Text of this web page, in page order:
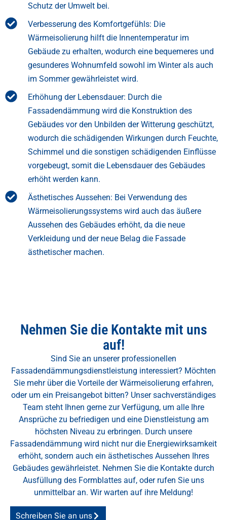
Schutz der Umwelt bei.
Verbesserung des Komfortgefühls: Die
Wärmeisolierung hilft die Innentemperatur im
Gebäude zu erhalten, wodurch eine bequemeres und
gesunderes Wohnumfeld sowohl im Winter als auch
im Sommer gewährleistet wird.
Erhöhung der Lebensdauer: Durch die
Fassadendämmung wird die Konstruktion des
Gebäudes vor den Unbilden der Witterung geschützt,
wodurch die schädigenden Wirkungen durch Feuchte,
Schimmel und die sonstigen schädigenden Einflüsse
vorgebeugt, somit die Lebensdauer des Gebäudes
erhöht werden kann.
Ästhetisches Aussehen: Bei Verwendung des
Wärmeisolierungssystems wird auch das äußere
Aussehen des Gebäudes erhöht, da die neue
Verkleidung und der neue Belag die Fassade
ästhetischer machen.
Nehmen Sie die Kontakte mit uns
auf!
Sind Sie an unserer professionellen
Fassadendämmungsdienstleistung interessiert? Möchten
Sie mehr über die Vorteile der Wärmeisolierung erfahren,
oder um ein Preisangebot bitten? Unser sachverständiges
Team steht Ihnen gerne zur Verfügung, um alle Ihre
Ansprüche zu befriedigen und eine Dienstleistung am
höchsten Niveau zu erbringen. Durch unsere
Fassadendämmung wird nicht nur die Energiewirksamkeit
erhöht, sondern auch ein ästhetisches Aussehen Ihres
Gebäudes gewährleistet. Nehmen Sie die Kontakte durch
Ausfüllung des Formblattes auf, oder rufen Sie uns
unmittelbar an. Wir warten auf ihre Meldung!
Schreiben Sie an uns